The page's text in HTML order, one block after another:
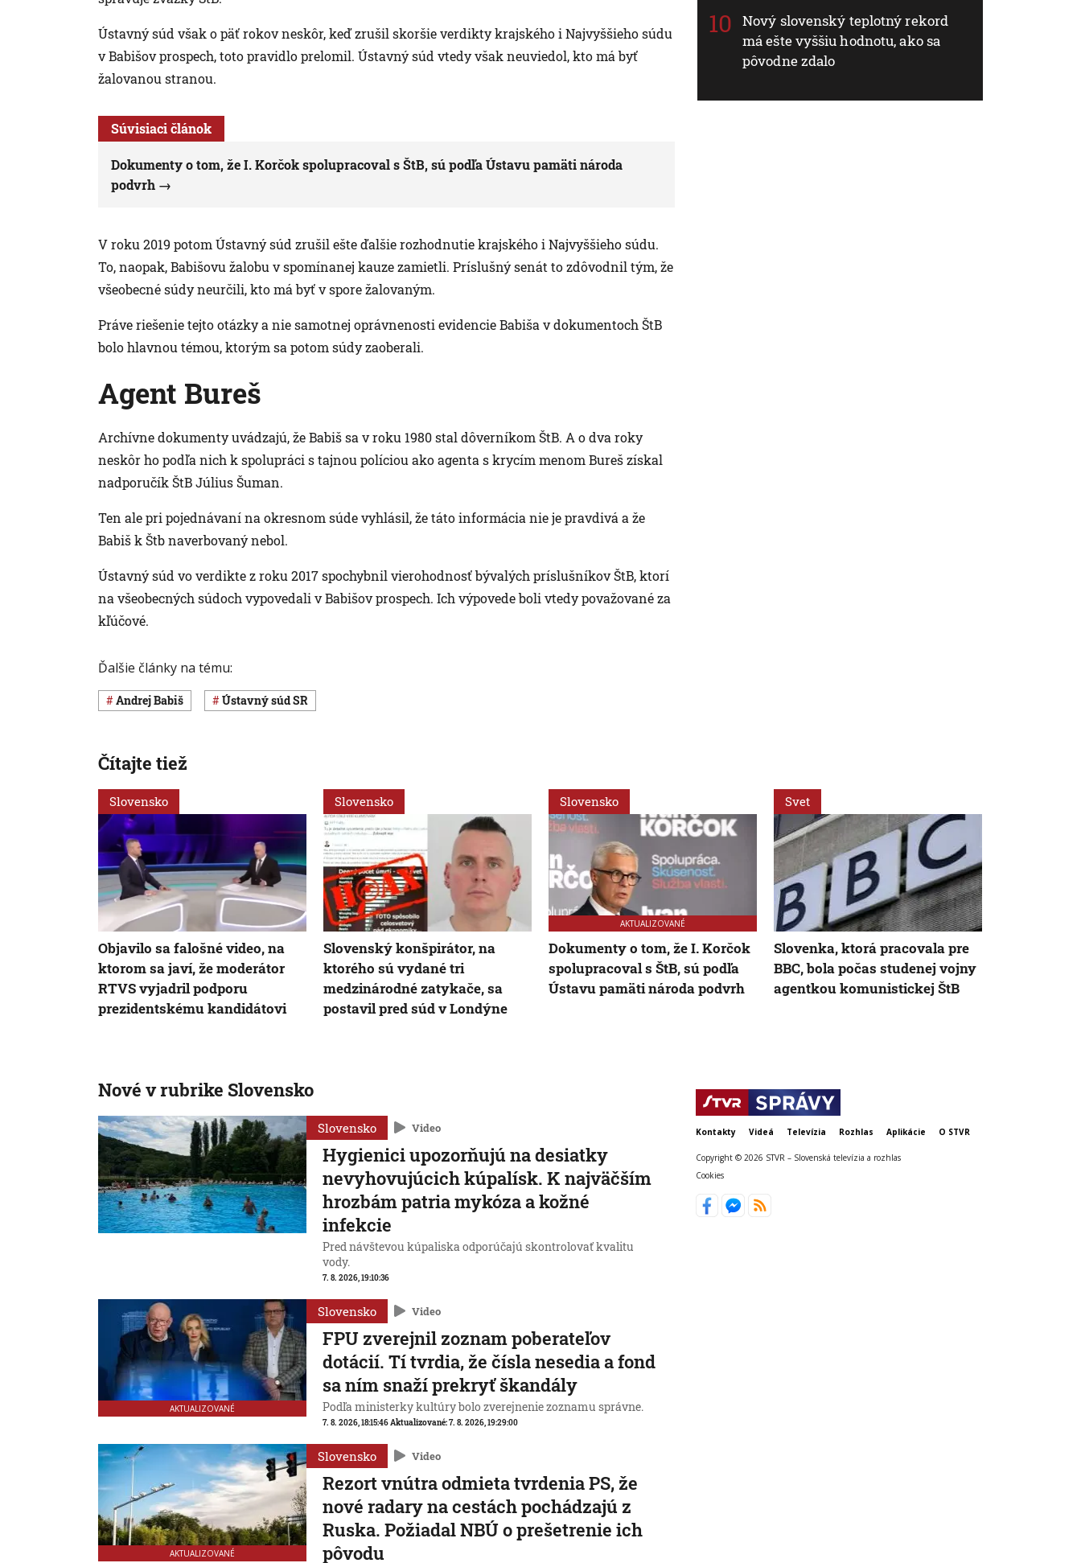
Ústavný súd však o päť rokov neskôr, keď zrušil skoršie verdikty krajského i Najvyššieho súdu
v Babišov prospech, toto pravidlo prelomil. Ústavný súd vtedy však neuviedol, kto má byť
žalovanou stranou.
Súvisiaci článok
Dokumenty o tom, že I. Korčok spolupracoval s ŠtB, sú podľa Ústavu pamäti národa
podvrh
V roku 2019 potom Ústavný súd zrušil ešte ďalšie rozhodnutie krajského i Najvyššieho súdu.
To, naopak, Babišovu žalobu v spomínanej kauze zamietli. Príslušný senát to zdôvodnil tým, že
všeobecné súdy neurčili, kto má byť v spore žalovaným.
Práve riešenie tejto otázky a nie samotnej oprávnenosti evidencie Babiša v dokumentoch ŠtB
bolo hlavnou témou, ktorým sa potom súdy zaoberali.
Agent Bureš
Archívne dokumenty uvádzajú, že Babiš sa v roku 1980 stal dôverníkom ŠtB. A o dva roky
neskôr ho podľa nich k spolupráci s tajnou políciou ako agenta s krycím menom Bureš získal
nadporučík ŠtB Július Šuman.
Ten ale pri pojednávaní na okresnom súde vyhlásil, že táto informácia nie je pravdivá a že
Babiš k Štb naverbovaný nebol.
Ústavný súd vo verdikte z roku 2017 spochybnil vierohodnosť bývalých príslušníkov ŠtB, ktorí
na všeobecných súdoch vypovedali v Babišov prospech. Ich výpovede boli vtedy považované za
kľúčové.
Ďalšie články na tému:
Andrej Babiš Ústavný súd SR
Nový slovenský teplotný rekord
má ešte vyššiu hodnotu, ako sa
pôvodne zdalo
Čítajte tiež
Slovensko
Objavilo sa falošné video, na
ktorom sa javí, že moderátor
RTVS vyjadril podporu
prezidentskému kandidátovi
Slovensko
Slovenský konšpirátor, na
ktorého sú vydané tri
medzinárodné zatykače, sa
postavil pred súd v Londýne
Slovensko
AKTUALIZOVANÉ
Dokumenty o tom, že I. Korčok
spolupracoval s ŠtB, sú podľa
Ústavu pamäti národa podvrh
Svet
Slovenka, ktorá pracovala pre
BBC, bola počas studenej vojny
agentkou komunistickej ŠtB
Nové v rubrike Slovensko
Slovensko Video
Hygienici upozorňujú na desiatky
nevyhovujúcich kúpalísk. K najväčším
hrozbám patria mykóza a kožné
infekcie
Pred návštevou kúpaliska odporúčajú skontrolovať kvalitu
vody.
7. 8. 2026, 19:10:36
AKTUALIZOVANÉ
Slovensko Video
FPU zverejnil zoznam poberateľov
dotácií. Tí tvrdia, že čísla nesedia a fond
sa ním snaží prekryť škandály
Podľa ministerky kultúry bolo zverejnenie zoznamu správne.
7. 8. 2026, 18:15:46Aktualizované:7. 8. 2026, 19:29:00
AKTUALIZOVANÉ
Slovensko Video
Rezort vnútra odmieta tvrdenia PS, že
nové radary na cestách pochádzajú z
Ruska. Požiadal NBÚ o prešetrenie ich
pôvodu
Kontakty Videá Televízia Rozhlas Aplikácie O STVR
Copyright © 2026 STVR – Slovenská televízia a rozhlas
Cookies